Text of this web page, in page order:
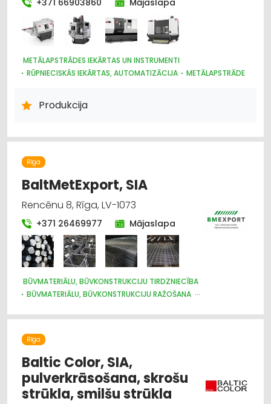
METĀLAPSTRĀDES IEKĀRTAS UN INSTRUMENTI
RŪPNIECISKĀS IEKĀRTAS, AUTOMATIZĀCIJA
METĀLAPSTRĀDE
INSTRUMENTU UN DARBARĪKU TIRDZNIECĪBA
Produkcija
Rīga
BaltMetExport, SIA
Rencēnu 8, Rīga, LV-1073
+371 26469977 Mājaslapa
BŪVMATERIĀLU, BŪVKONSTRUKCIJU TIRDZNIECĪBA
BŪVMATERIĀLU, BŪVKONSTRUKCIJU RAŽOŠANA
METĀLAPSTRĀDE
METĀLIZSTRĀDĀJUMI
METĀLA TIRDZNIECĪBA
CEĻU UN TILTU BŪVE, UZTURĒŠANA
Rīga
Baltic Color, SIA,
pulverkrāsošana, skrošu
strūkla, smilšu strūkla